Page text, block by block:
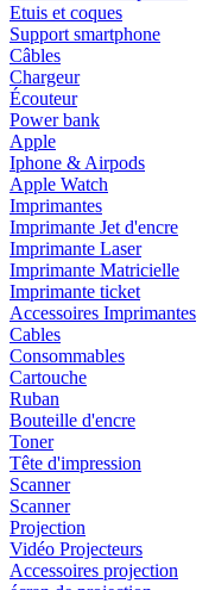
Etuis et coques
Support smartphone
Câbles
Chargeur
Écouteur
Power bank
Apple
Iphone & Airpods
Apple Watch
Imprimantes
Imprimante Jet d'encre
Imprimante Laser
Imprimante Matricielle
Imprimante ticket
Accessoires Imprimantes
Cables
Consommables
Cartouche
Ruban
Bouteille d'encre
Toner
Tête d'impression
Scanner
Scanner
Projection
Vidéo Projecteurs
Accessoires projection